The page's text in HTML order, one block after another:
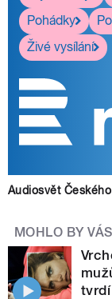
Pohádky
Živé vysílání
Audiosvět
MOHLO BY